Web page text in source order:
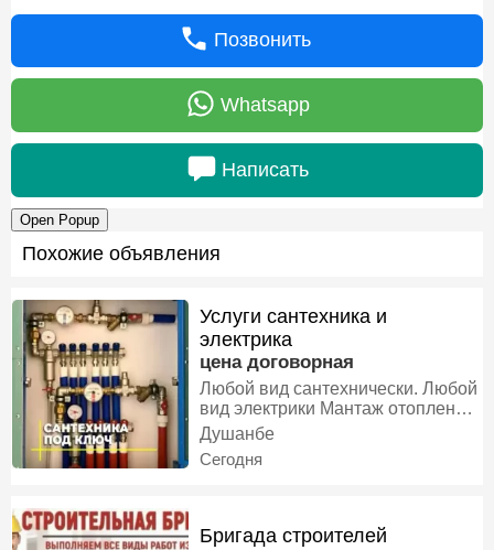
Позвонить
Whatsapp
Написать
Open Popup
Похожие объявления
Услуги сантехника и
электрика
цена договорная
Любой вид сантехнически. Любой
вид электрики Мантаж отоплени.
Мантаж Оби хунук ва гарм Уста
туалет. Уста. Вана. Уста термекс.
Уст насосов. Уст сушилка. Уст
Подразетки Уст разетки Любой
Душанбе
Сегодня
Бригада строителей